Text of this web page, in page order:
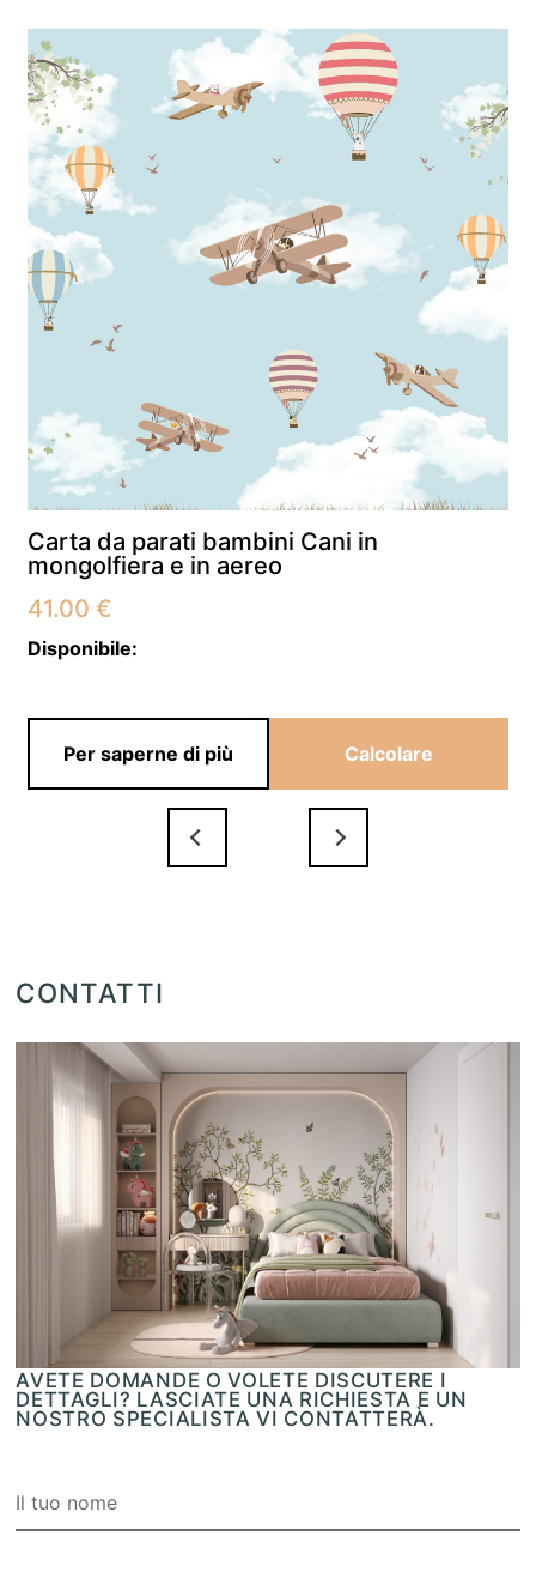
Carta da parati bambini Cani in
mongolfiera e in aereo
41.00€
Disponibile:
Per saperne di più Calcolare
CONTATTI
AVETE DOMANDE O VOLETE DISCUTERE I
DETTAGLI? LASCIATE UNA RICHIESTA E UN
NOSTRO SPECIALISTA VI CONTATTERÀ.